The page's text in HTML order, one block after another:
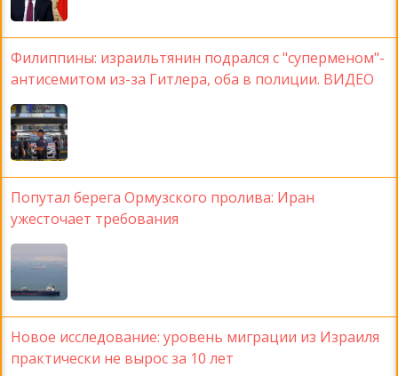
Филиппины: израильтянин подрался с "суперменом"-
антисемитом из-за Гитлера, оба в полиции. ВИДЕО
Попутал берега Ормузского пролива: Иран
ужесточает требования
Новое исследование: уровень миграции из Израиля
практически не вырос за 10 лет